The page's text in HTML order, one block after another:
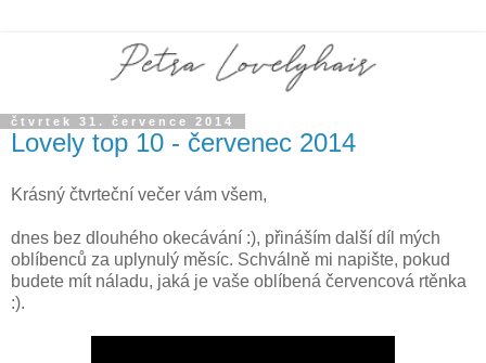
čtvrtek 31. července 2014
Lovely top 10 - červenec 2014
Krásný čtvrteční večer vám všem,
dnes bez dlouhého okecávání :), přináším další díl mých
oblíbenců za uplynulý měsíc. Schválně mi napište, pokud
budete mít náladu, jaká je vaše oblíbená červencová rtěnka
:).